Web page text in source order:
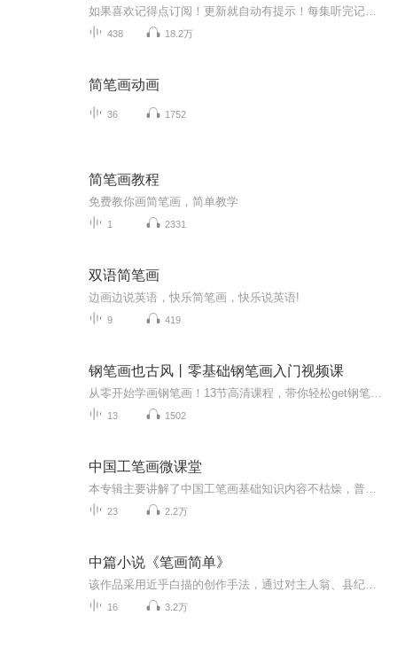
438 18.2万
简笔画动画
36 1752
简笔画教程
免费教你画简笔画，简单教学
1 2331
双语简笔画
边画边说英语，快乐简笔画，快乐说英语!
9 419
钢笔画也古风丨零基础钢笔画入门视频课
13 1502
中国工笔画微课堂
23 2.2万
中篇小说《笔画简单》
16 3.2万